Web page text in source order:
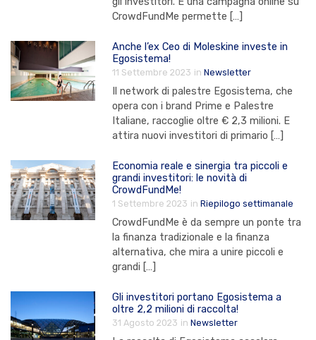
CrowdFundMe permette […]
Anche l’ex Ceo di Moleskine investe in
Egosistema!
11 Settembre 2023 in Newsletter
Il network di palestre Egosistema, che
opera con i brand Prime e Palestre
Italiane, raccoglie oltre € 2,3 milioni. E
attira nuovi investitori di primario […]
Economia reale e sinergia tra piccoli e
grandi investitori: le novità di
CrowdFundMe!
1 Settembre 2023 in Riepilogo settimanale
CrowdFundMe è da sempre un ponte tra
la finanza tradizionale e la finanza
alternativa, che mira a unire piccoli e
grandi […]
Gli investitori portano Egosistema a
oltre 2,2 milioni di raccolta!
31 Agosto 2023 in Newsletter